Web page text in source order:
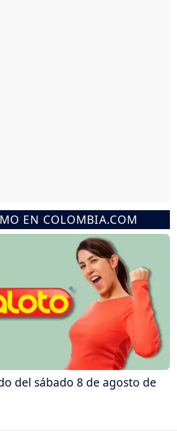
EN COLOMBIA.COM
del sábado 8 de agosto de